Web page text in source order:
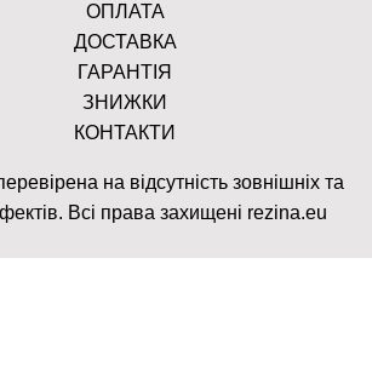
ОПЛАТА
ДОСТАВКА
ГАРАНТІЯ
ЗНИЖКИ
КОНТАКТИ
на відсутність зовнішніх та
Всі права захищені rezina.eu